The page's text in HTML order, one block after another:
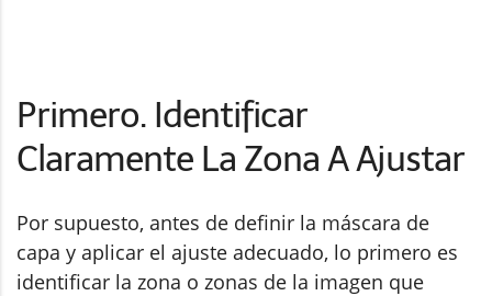
Primero. Identificar
Claramente La Zona A Ajustar
Por supuesto, antes de definir la máscara de
capa y aplicar el ajuste adecuado, lo primero es
identificar la zona o zonas de la imagen que